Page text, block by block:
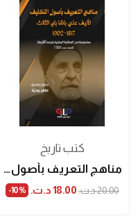
كتب تاريخ
مناهج التعريف بأصول التكليف تأليف علي باشا باي...
20.00 د.ت.‏ 18.00 د.ت.‏ ‎-10%